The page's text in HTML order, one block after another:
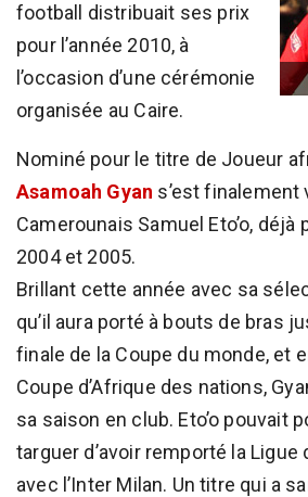
football distribuait ses prix
pour l’année 2010, à
l’occasion d’une cérémonie
organisée au Caire.
Nominé pour le titre de Joueur
Asamoah Gyan s’est finalement
Camerounais Samuel Eto’o, déjà
2004 et 2005.
Brillant cette année avec sa
qu’il aura porté à bouts de bras
finale de la Coupe du monde, et
Coupe d’Afrique des nations,
sa saison en club. Eto’o pouvait
targuer d’avoir remporté la
avec l’Inter Milan. Un titre qui a